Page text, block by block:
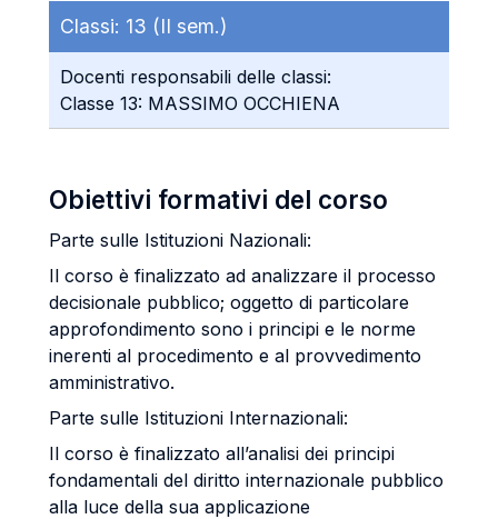
Classi: 13 (II sem.)
Docenti responsabili delle classi:
Classe 13: MASSIMO OCCHIENA
Obiettivi formativi del corso
Parte sulle Istituzioni Nazionali:
Il corso è finalizzato ad analizzare il processo
decisionale pubblico; oggetto di particolare
approfondimento sono i principi e le norme
inerenti al procedimento e al provvedimento
amministrativo.
Parte sulle Istituzioni Internazionali:
Il corso è finalizzato all’analisi dei principi
fondamentali del diritto internazionale pubblico
alla luce della sua applicazione